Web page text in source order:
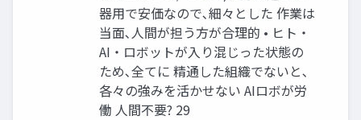
器用で安価なので､細々とした 作業は
当面､人間が担う方が合理的 • ヒト・
AI・ロボットが入り混じった状態の
ため､全てに 精通した組織でないと､
各々の強みを活かせない AIロボが労
働 人間不要? 29